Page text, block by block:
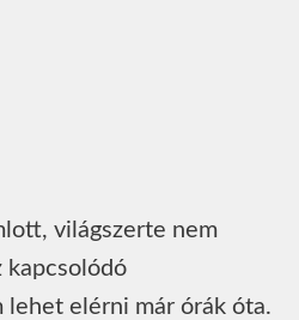
világszerte nem
kapcsolódó
lehet elérni már órák óta.